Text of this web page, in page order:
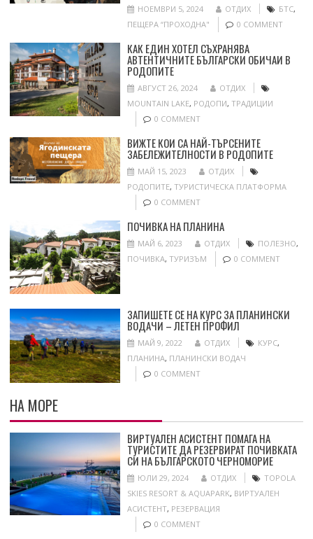
НОЕМВРИ 5, 2024 ОТДИХ БТС,
ПЕЩЕРА “ПРОХОДНА"
0 COMMENT
КАК ЕДИН ХОТЕЛ СЪХРАНЯВА
АВТЕНТИЧНИТЕ БЪЛГАРСКИ ОБИЧАИ В
РОДОПИТЕ
АВГУСТ 26, 2024
ОТДИХ
MOUNTAIN LAKE, РОДОПИ, ТРАДИЦИИ
0 COMMENT
ВИЖТЕ КОИ СА НАЙ-ТЪРСЕНИТЕ
ЗАБЕЛЕЖИТЕЛНОСТИ В РОДОПИТЕ
МАЙ 15, 2023
ОТДИХ
РОДОПИТЕ, ТУРИСТИЧЕСКА ПЛАТФОРМА
0 COMMENT
ПОЧИВКА НА ПЛАНИНА
МАЙ 6, 2023 ОТДИХ ПОЛЕЗНО,
ПОЧИВКА, ТУРИЗЪМ 0 COMMENT
ЗАПИШЕТЕ СЕ НА КУРС ЗА ПЛАНИНСКИ
ВОДАЧИ – ЛЕТЕН ПРОФИЛ
МАЙ 9, 2022 ОТДИХ КУРС,
ПЛАНИНА, ПЛАНИНСКИ ВОДАЧ
0 COMMENT
НА МОРЕ
ВИРТУАЛЕН АСИСТЕНТ ПОМАГА НА
ТУРИСТИТЕ ДА РЕЗЕРВИРАТ ПОЧИВКАТА
СИ НА БЪЛГАРСКОТО ЧЕРНОМОРИЕ
ЮЛИ 29, 2024 ОТДИХ
TOPOLA
SKIES RESORT & AQUAPARK, ВИРТУАЛЕН
АСИСТЕНТ, РЕЗЕРВАЦИЯ
0 COMMENT